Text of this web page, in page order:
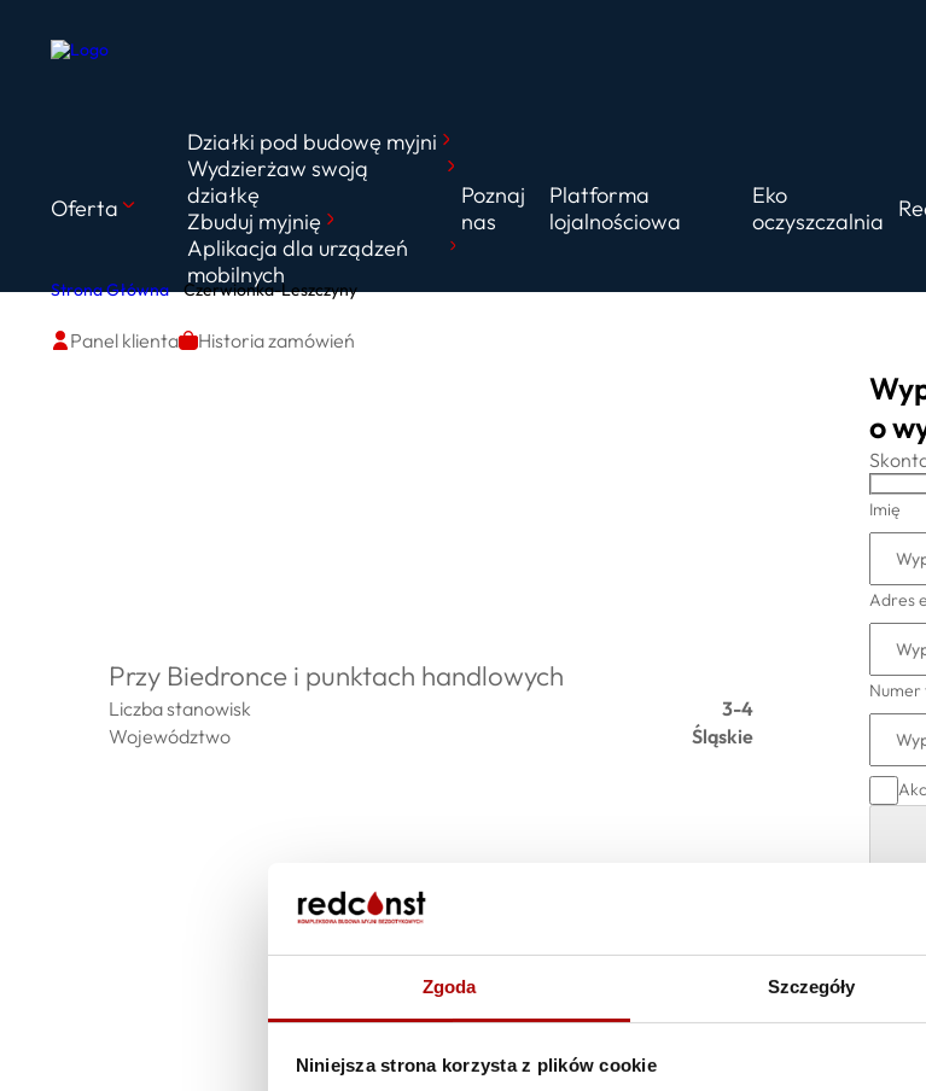
Zgoda Szczegóły
Niniejsza strona korzysta z plików cookie
Oferta
Działki pod budowę myjni
Wydzierżaw swoją
działkę
Zbuduj myjnię
Aplikacja dla urządzeń
mobilnych
Poznaj
nas
Platforma
lojalnościowa
Eko
oczyszczalnia
Panel klienta Historia zamówień
Strona Główna Czerwionka-Leszczyny
Przy Biedronce i punktach handlowych
Liczba stanowisk
3-4
Województwo
Śląskie
o
Imię
Adres